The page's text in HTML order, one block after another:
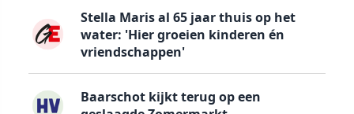
Stella Maris al 65 jaar thuis op het
water: 'Hier groeien kinderen én
vriendschappen'
Baarschot kijkt terug op een